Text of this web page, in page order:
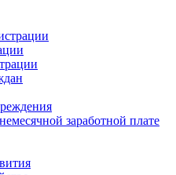
заработной плате